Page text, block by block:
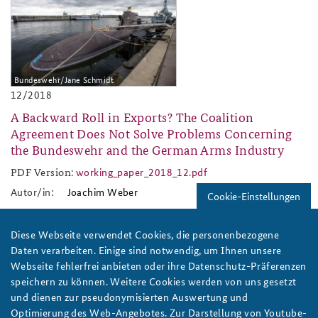
Anfahrt
Freundeskreis
Deutsches Forum Sicherheitspolitik
Arbeitskreis "Junge Sicherheitspolitiker"
Das Sicherheitspolitische Gespräch an der BAKS
Studierendenkonferenz Sicherheitspolitik gestalten
Newsletter-Archiv
Bundeswehr/Jane Schmidt
12/2018
A Backward Roll in Exports? The Coalition
Agreement Does Not Solve Problems Concerning
the Bundeswehr and the German Arms Industry
PDF Version:working_paper_2018_12.pdf
working_paper_2018_12.pdf
Autor/in:
Joachim Weber
2018-12.jpg
Cookie-Einstellungen
Diese Webseite verwendet Cookies, die personenbezogene
Daten verarbeiten. Einige sind notwendig, um Ihnen unsere
Webseite fehlerfrei anbieten oder ihre Datenschutz-Präferenzen
speichern zu können. Weitere Cookies werden von uns gesetzt
und dienen zur pseudonymisierten Auswertung und
Optimierung des Web-Angebotes. Zur Darstellung von Youtube-